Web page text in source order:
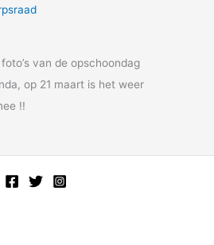
van de opschoondag
op 21 maart is het weer
!!